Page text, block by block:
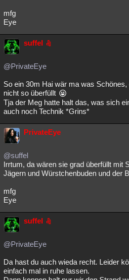
mfg
Eye
suffel
@PrivateEye
So ein 30m Hai wär ma was
nicht so überfüllt
Tja der Meg hatte halt das, was sich
auch noch Technik *Grins*
PrivateEye
@suffel
Irrtum, da wären sie grad überfüllt mit
Jägern und Würstchenbuden und der
mfg
Eye
suffel
@PrivateEye
Da hast du auch wieda recht. Leider
einfach mal in ruhe lassen.